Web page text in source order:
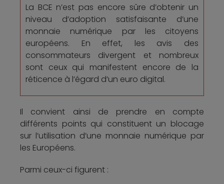
La BCE n’est pas encore sûre d’obtenir un
niveau d’adoption satisfaisante d’une
monnaie numérique par les citoyens
européens. En effet, les avis des
consommateurs divergent et nombreux
sont ceux qui manifestent encore de la
réticence à l’égard d’un euro digital.
Il convient ainsi de prendre en compte
différents points qui constituent un blocage
sur l’utilisation d’une monnaie numérique par
les Européens.
Parmi ceux-ci figurent :